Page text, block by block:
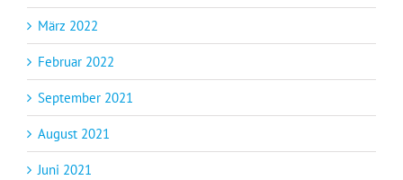
März 2022
Februar 2022
September 2021
August 2021
Juni 2021